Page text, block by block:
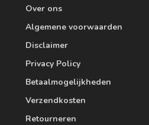
Over ons
Algemene voorwaarden
Disclaimer
Privacy Policy
Betaalmogelijkheden
Verzendkosten
Retourneren